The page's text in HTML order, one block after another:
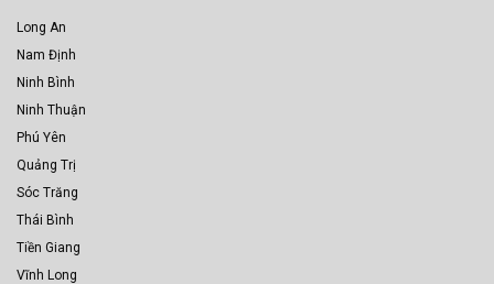
Long An
Nam Định
Ninh Bình
Ninh Thuận
Phú Yên
Quảng Trị
Sóc Trăng
Thái Bình
Tiền Giang
Vĩnh Long